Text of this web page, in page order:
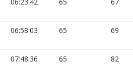
06:58:03 65 69
07:48:36 65 82